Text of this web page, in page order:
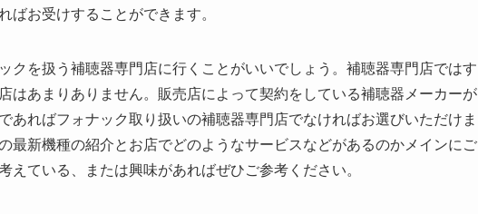
ばお受けすることができます。
クを扱う補聴器専門店に行くことがいいでしょう。補聴器専門店ではす
はあまりありません。販売店によって契約をしている補聴器メーカーが
あればフォナック取り扱いの補聴器専門店でなければお選びいただけま
最新機種の紹介とお店でどのようなサービスなどがあるのかメインにご
えている、または興味があればぜひご参考ください。